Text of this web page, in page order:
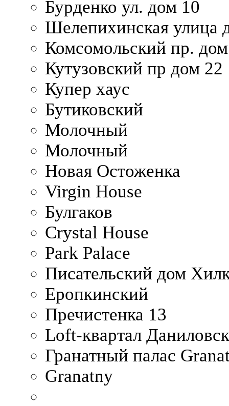
Бурденко ул. дом 10
Шелепихинская улица
Комсомольский пр.
Кутузовский пр дом 22
Купер хаус
Бутиковский
Молочный
Молочный
Новая Остоженка
Virgin House
Булгаков
Crystal House
Park Palace
Писательский дом
Еропкинский
Пречистенка 13
Loft-квартал
Гранатный палас
Granatny